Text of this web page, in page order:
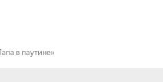
в паутине»